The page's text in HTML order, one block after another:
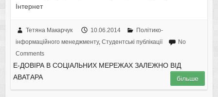
Інтернет
Тетяна Макарчук 10.06.2014
Політико-
інформаційного менеджменту, Студентські публікації
No
Comments
Е-ДОВІРА В СОЦІАЛЬНИХ МЕРЕЖАХ ЗАЛЕЖНО ВІД
АВАТАРА
більше